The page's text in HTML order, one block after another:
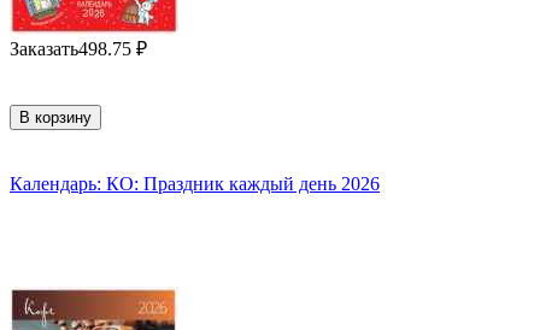
Заказать498.75 ₽
В корзину
Календарь: КО: Праздник каждый день 2026